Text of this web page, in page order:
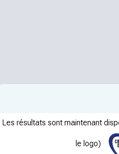
Les résultats sont maintenant
le logo)